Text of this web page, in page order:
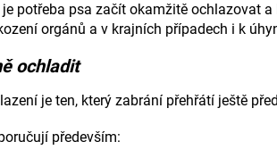
potřeba psa začít okamžitě ochlazovat
orgánů a v krajních případech i k
ochladit
je ten, který zabrání přehřátí ještě
především: